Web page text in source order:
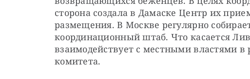
сторона создала в Дамаске Центр их
размещения. В Москве регулярно
координационный штаб. Что касается
взаимодействует с местными властями в
комитета.